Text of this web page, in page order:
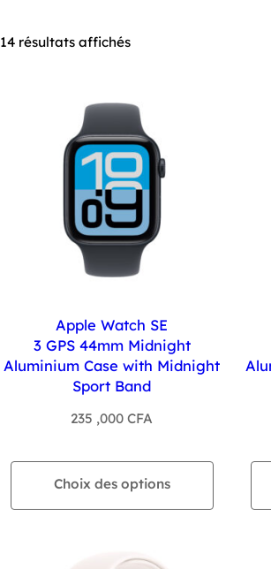
14 résultats affichésTrié
récent
au
plus
ancien
Apple Watch SE
3 GPS 44mm Midnight
Aluminium Case with Midnight
Sport Band
235 ,000CFA
Choix des options